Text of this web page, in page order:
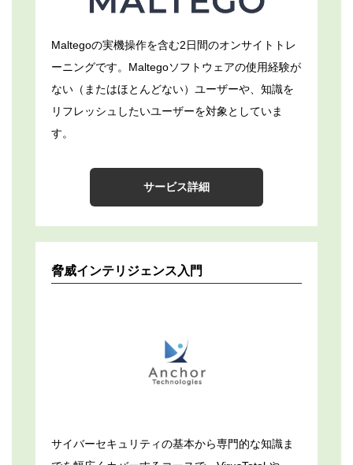
Maltegoの実機操作を含む2日間のオンサイトトレ
ーニングです。Maltegoソフトウェアの使用経験が
ない（またはほとんどない）ユーザーや、知識を
リフレッシュしたいユーザーを対象としていま
す。
サービス詳細
脅威インテリジェンス入門
サイバーセキュリティの基本から専門的な知識ま